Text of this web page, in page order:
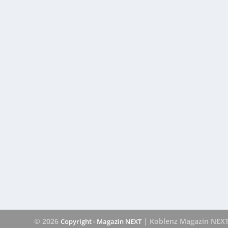
© 2026 Copyright - Magazin NEXT | Koblenz Magazin